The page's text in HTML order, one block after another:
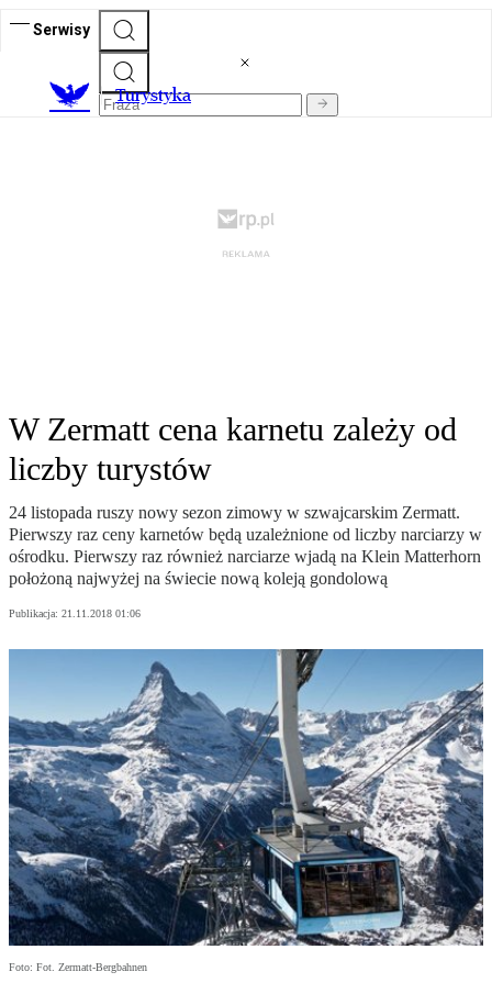
Serwisy
Turystyka
W Zermatt cena karnetu zależy od
liczby turystów
24 listopada ruszy nowy sezon zimowy w szwajcarskim Zermatt.
Pierwszy raz ceny karnetów będą uzależnione od liczby narciarzy w
ośrodku. Pierwszy raz również narciarze wjadą na Klein Matterhorn
położoną najwyżej na świecie nową koleją gondolową
Publikacja: 21.11.2018 01:06
Foto: Fot. Zermatt-Bergbahnen